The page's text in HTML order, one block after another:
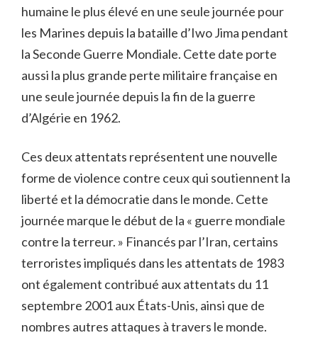
humaine le plus élevé en une seule journée pour
les Marines depuis la bataille d’Iwo Jima pendant
la Seconde Guerre Mondiale. Cette date porte
aussi la plus grande perte militaire française en
une seule journée depuis la fin de la guerre
d’Algérie en 1962.
Ces deux attentats représentent une nouvelle
forme de violence contre ceux qui soutiennent la
liberté et la démocratie dans le monde. Cette
journée marque le début de la « guerre mondiale
contre la terreur. » Financés par l’Iran, certains
terroristes impliqués dans les attentats de 1983
ont également contribué aux attentats du 11
septembre 2001 aux États-Unis, ainsi que de
nombres autres attaques à travers le monde.